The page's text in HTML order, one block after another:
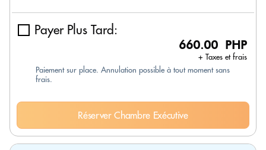
Payer Plus Tard:
660.00 PHP
+ Taxes et frais
Paiement sur place. Annulation possible à tout moment sans
frais.
Réserver Chambre Exécutive